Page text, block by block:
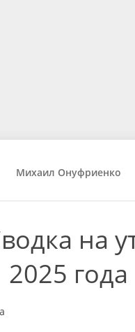
Михаил Онуфриенко
на
2025 года